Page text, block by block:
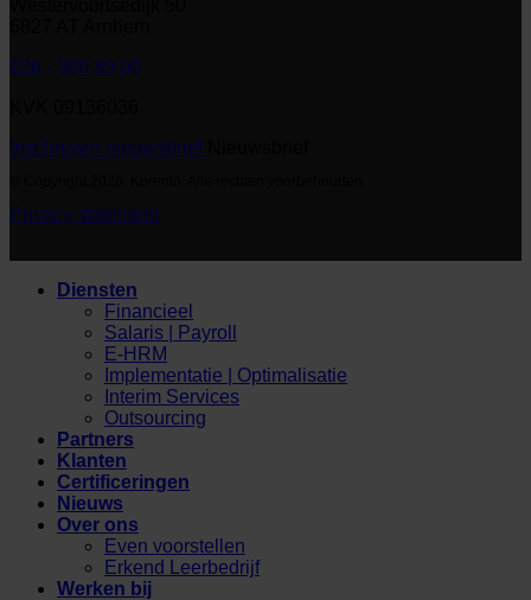
026 - 389 89 00
Inschrijven nieuwsbrief
Privacy statement
Diensten
Financieel
Salaris | Payroll
E-HRM
Implementatie | Optimalisatie
Interim Services
Outsourcing
Partners
Klanten
Certificeringen
Nieuws
Over ons
Even voorstellen
Erkend Leerbedrijf
Werken bij